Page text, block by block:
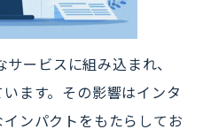
ービスに組み込まれ、
ます。その影響はインタ
ンパクトをもたらしてお